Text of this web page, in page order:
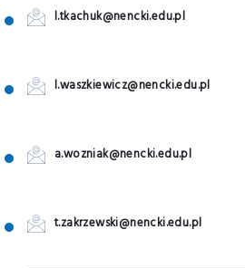
l.tkachuk@nencki.edu.pl
l.waszkiewicz@nencki.edu.pl
a.wozniak@nencki.edu.pl
t.zakrzewski@nencki.edu.pl